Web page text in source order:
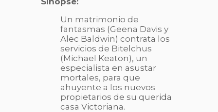
Un matrimonio de
fantasmas (Geena Davis y
Alec Baldwin) contrata los
servicios de Bitelchus
(Michael Keaton), un
especialista en asustar
mortales, para que
ahuyente a los nuevos
propietarios de su querida
casa Victoriana.